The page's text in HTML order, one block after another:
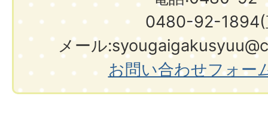
0480-92-1894(
メール
お問い合わせフォー